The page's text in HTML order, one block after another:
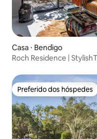
Casa ⋅ Bendigo
Roch Residence |
Preferido dos hóspedes
Preferido dos hóspedes